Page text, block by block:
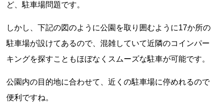
ど、駐車場問題です。
しかし、下記の図のように公園を取り囲むように17か所の
駐車場が設けてあるので、混雑していて近隣のコインパー
キングを探すこともほぼなくスムーズな駐車が可能です。
公園内の目的地に合わせて、近くの駐車場に停めれるので
便利ですね。